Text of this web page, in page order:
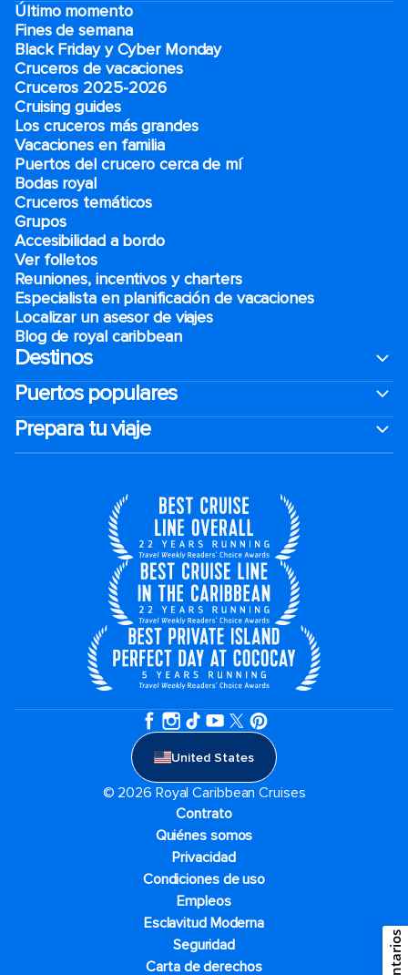
Último momento
Fines de semana
Black Friday y Cyber Monday
Cruceros de vacaciones
Cruceros 2025-2026
Cruising guides
Los cruceros más grandes
Vacaciones en familia
Puertos del crucero cerca de mí
Bodas royal
Cruceros temáticos
Grupos
Accesibilidad a bordo
Ver folletos
Reuniones, incentivos y charters​
Especialista en planificación de vacaciones
Localizar un asesor de viajes
Blog de royal caribbean
Destinos
Puertos populares
Prepara tu viaje
United States
© 2026 Royal Caribbean Cruises
Contrato
Quiénes somos
Privacidad
Condiciones de uso
Empleos
Esclavitud Moderna
Seguridad
Carta de derechos